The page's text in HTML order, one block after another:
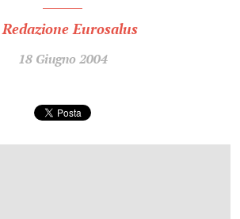
Redazione Eurosalus
18 Giugno 2004